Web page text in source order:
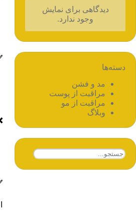
دیدگاهی برای نمایش
وجود ندارد.
دسته‌ها
مد و فشن
مراقبت از پوست
مراقبت از مو
وبلاگ